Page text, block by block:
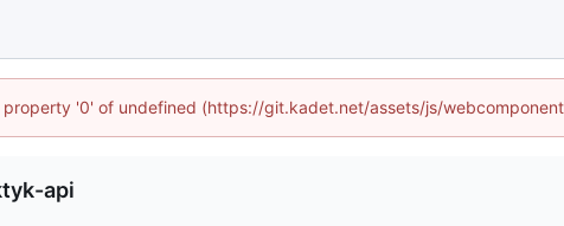
'0' of undefined (https://git.kadet.net/assets/js/
api